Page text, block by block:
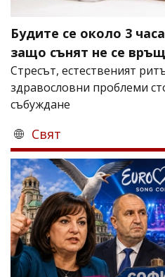
Будите се около 3
защо сънят не се
Стресът, естественият
здравословни проблеми
събуждане
Свят